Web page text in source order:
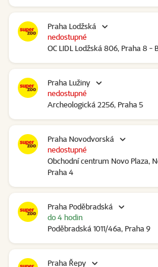
Praha Lodžská
OC LIDL Lodžská 806, Praha 8 -
nedostupné
Praha Lužiny
Archeologická 2256, Praha 5
nedostupné
Praha Novodvorská
Obchodní centrum Novo Plaza,
Praha 4
nedostupné
Praha Poděbradská
Poděbradská 1011/46a, Praha 9
do 4 hodin
Praha Řepy